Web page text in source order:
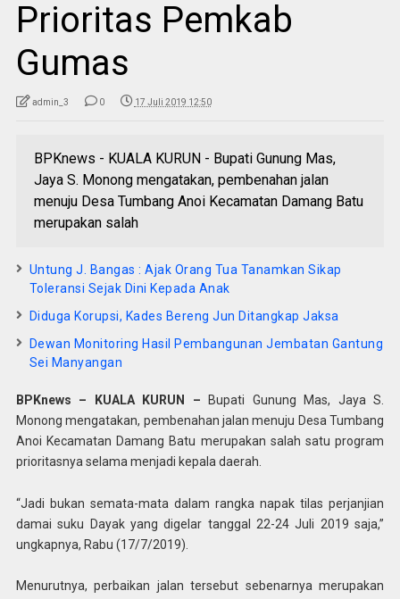
Prioritas Pemkab
Gumas
admin_3 0 17 Juli 2019 12:50
BPKnews - KUALA KURUN - Bupati Gunung Mas,
Jaya S. Monong mengatakan, pembenahan jalan
menuju Desa Tumbang Anoi Kecamatan Damang Batu
merupakan salah
Untung J. Bangas : Ajak Orang Tua Tanamkan Sikap
Toleransi Sejak Dini Kepada Anak
Diduga Korupsi, Kades Bereng Jun Ditangkap Jaksa
Dewan Monitoring Hasil Pembangunan Jembatan Gantung
Sei Manyangan
BPKnews – KUALA KURUN – Bupati Gunung Mas, Jaya S.
Monong mengatakan, pembenahan jalan menuju Desa Tumbang
Anoi Kecamatan Damang Batu merupakan salah satu program
prioritasnya selama menjadi kepala daerah.
“Jadi bukan semata-mata dalam rangka napak tilas perjanjian
damai suku Dayak yang digelar tanggal 22-24 Juli 2019 saja,”
ungkapnya, Rabu (17/7/2019).
Menurutnya, perbaikan jalan tersebut sebenarnya merupakan